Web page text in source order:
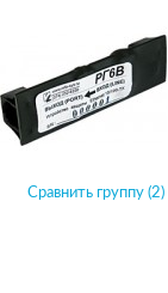
Сравнить группу (2)